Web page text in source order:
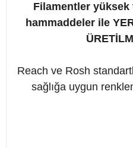
Filamentler
hammaddeler ile
Reach ve Rosh
sağlığa uygun